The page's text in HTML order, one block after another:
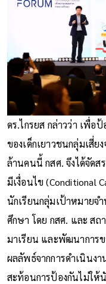
ดร.ไกรยส กล่าวว่า เพื่อ
ของเด็กเยาวชนกลุ่มเสี่ย
ล้านคนนี้ กสศ. จึงได้จัด
มีเงื่อนไข (Conditional
นักเรียนกลุ่มเป้าหมายจ
ศึกษา โดย กสศ. และ สถ
มาเรียน และพัฒนาการข
ผลลัพธ์จากการดำเนินงา
สะท้อนการป้องกันไม่ให้